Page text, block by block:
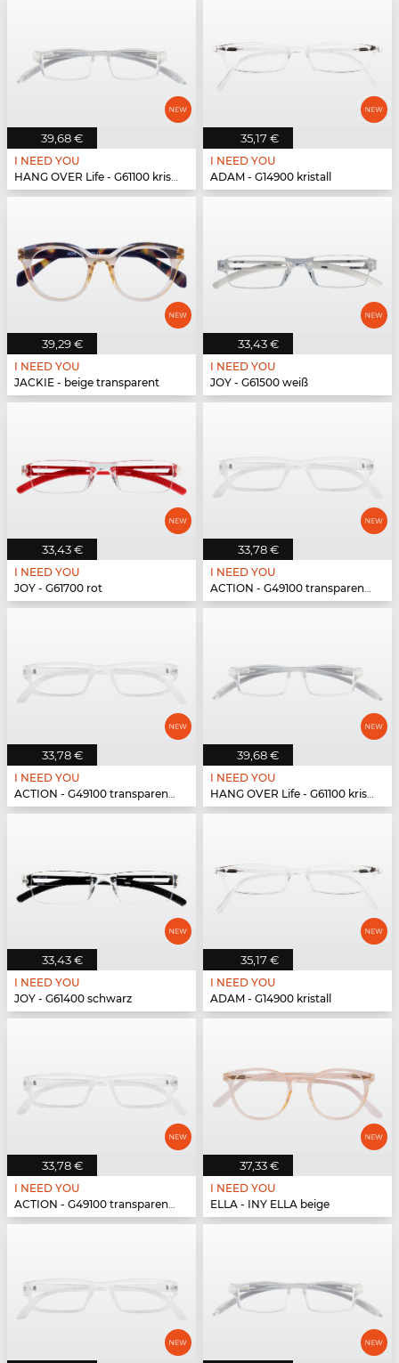
39,68 €
I NEED YOU
HANG OVER Life - G61100 kristall
35,17 €
I NEED YOU
ADAM - G14900 kristall
39,29 €
I NEED YOU
JACKIE - beige transparent
33,43 €
I NEED YOU
JOY - G61500 weiß
33,43 €
I NEED YOU
JOY - G61700 rot
33,78 €
I NEED YOU
ACTION - G49100 transparent matt
33,78 €
I NEED YOU
ACTION - G49100 transparent matt
39,68 €
I NEED YOU
HANG OVER Life - G61100 kristall
33,43 €
I NEED YOU
JOY - G61400 schwarz
35,17 €
I NEED YOU
ADAM - G14900 kristall
33,78 €
I NEED YOU
ACTION - G49100 transparent matt
37,33 €
I NEED YOU
ELLA - INY ELLA beige